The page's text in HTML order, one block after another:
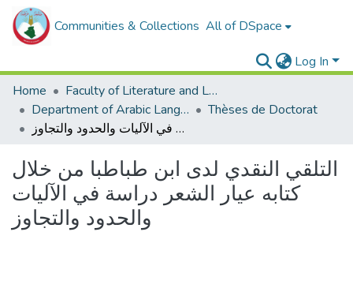
Communities & Collections All of DSpace
Log In
Home
Faculty of Literature and Languages
Department of Arabic Language and Literature
Thèses de Doctorat
التلقي النقدي لدى ابن طباطبا من خلال كتابه عيار الشعر دراسة في الآليات والحدود والتجاوز
التلقي النقدي لدى ابن طباطبا من خلال
كتابه عيار الشعر دراسة في الآليات
والحدود والتجاوز